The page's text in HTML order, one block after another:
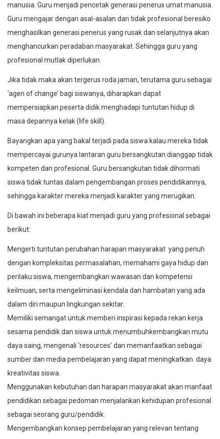
manusia. Guru menjadi pencetak generasi penerus umat manusia.
Guru mengajar dengan asal-asalan dan tidak profesional beresiko
menghasilkan generasi penerus yang rusak dan selanjutnya akan
menghancurkan peradaban masyarakat. Sehingga guru yang
profesional mutlak diperlukan.
Jika tidak maka akan tergerus roda jaman, terutama guru sebagai
‘agen of change’ bagi siswanya, diharapkan dapat
mempersiapkan peserta didik menghadapi tuntutan hidup di
masa depannya kelak (life skill).
Bayangkan apa yang bakal terjadi pada siswa kalau mereka tidak
mempercayai gurunya lantaran guru bersangkutan dianggap tidak
kompeten dan profesional. Guru bersangkutan tidak dihormati
siswa tidak tuntas dalam pengembangan proses pendidikannya,
sehingga karakter mereka menjadi karakter yang merugikan.
Di bawah ini beberapa kiat menjadi guru yang profesional sebagai
berikut:
Mengerti tuntutan perubahan harapan masyarakat yang penuh
dengan kompleksitas permasalahan, memahami gaya hidup dan
perilaku siswa, mengembangkan wawasan dan kompetensi
keilmuan, serta mengeliminasi kendala dan hambatan yang ada
dalam diri maupun lingkungan sekitar.
Memiliki semangat untuk memberi inspirasi kepada rekan kerja
sesama pendidik dan siswa untuk menumbuhkembangkan mutu
daya saing, mengenali ‘resources’ dan memanfaatkan sebagai
sumber dan media pembelajaran yang dapat meningkatkan daya
kreativitas siswa.
Menggunakan kebutuhan dan harapan masyarakat akan manfaat
pendidikan sebagai pedoman menjalankan kehidupan profesional
sebagai seorang guru/pendidik.
Mengembangkan konsep pembelajaran yang relevan tentang